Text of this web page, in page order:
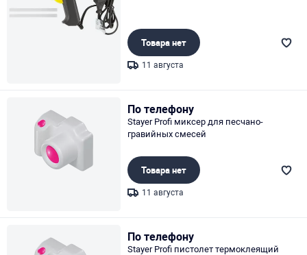
Товара нет
11 августа
По телефону
Stayer Profi миксер для песчано-
гравийных смесей
Товара нет
11 августа
По телефону
Stayer Profi пистолет термоклеящий